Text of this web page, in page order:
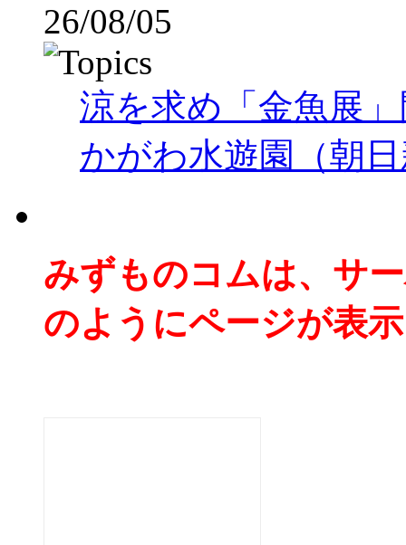
26/08/05
涼を求め「金魚展
かがわ水遊園（朝
みずものコムは、サ
のようにページが表